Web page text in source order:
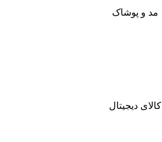
مد و پوشاک
کالای دیجیتال